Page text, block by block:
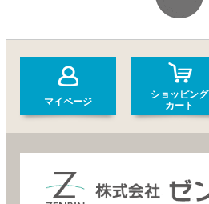
マイページ
ショッピング
カート